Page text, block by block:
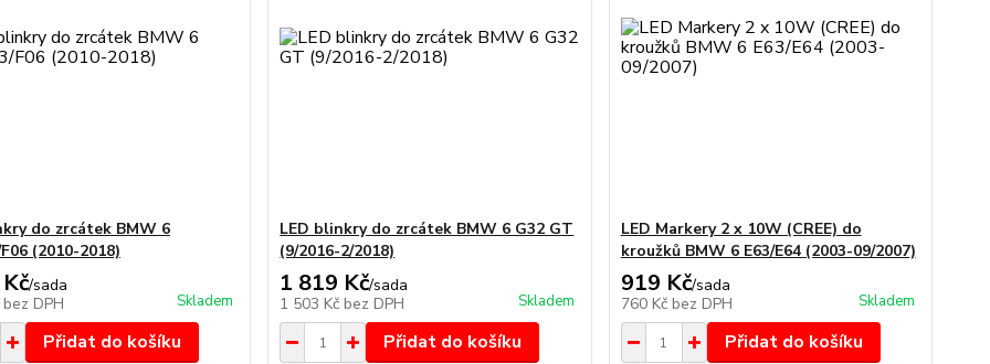
do zrcátek BMW 6
(2010-2018)
/sada
bez DPH Skladem
Přidat do košíku
LED blinkry do zrcátek BMW 6 G32 GT
(9/2016-2/2018)
1 819 Kč/sada
1 503 Kč bez DPH Skladem
Přidat do košíku
LED Markery 2 x 10W (CREE) do
kroužků BMW 6 E63/E64 (2003-09/2007)
919 Kč/sada
760 Kč bez DPH Skladem
Přidat do košíku